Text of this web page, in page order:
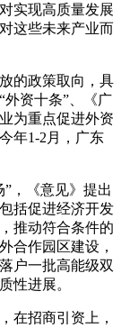
实现高质量发展
这些未来产业而
的政策取向，具
资十条”、《广
为重点促进外资
年1-2月，广东
，《意见》提出
括促进经济开发
推动符合条件的
合作园区建设，
户一批高能级双
性进展。
招商引资上，